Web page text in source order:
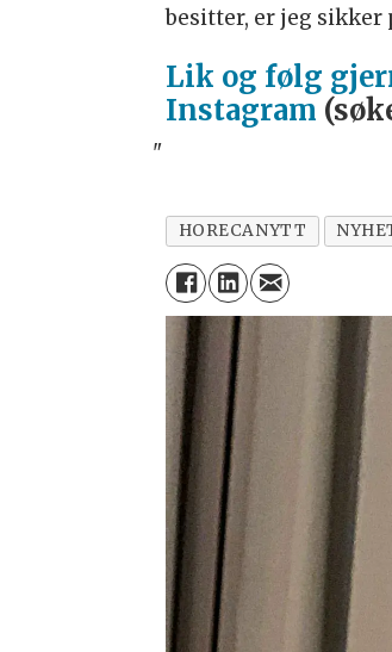
besitter, er jeg sikker
Lik og følg
Instagram
"
HORECANYTT